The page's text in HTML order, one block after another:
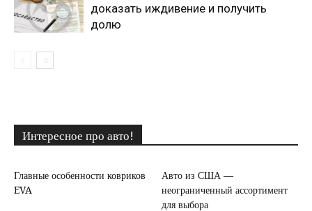
доказать иждивение и получить
долю
Интересное про авто!
Главные особенности ковриков
EVA
Авто из США —
неограниченный ассортимент
для выбора